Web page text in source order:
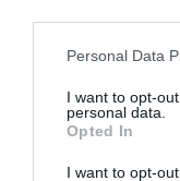
Please note that
not limited to your
grant or deny
use your data for
consent section.
Personal Data
I want to opt-
personal data.
Opted In
I want to opt-
Σε ισχύ το
Πλαίσιο